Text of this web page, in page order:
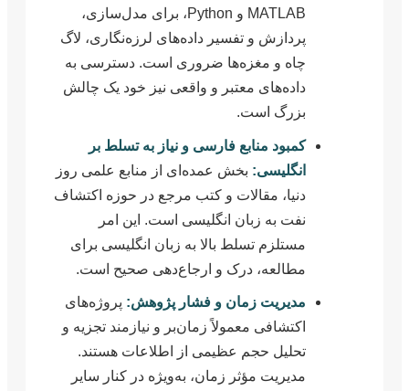
MATLAB و Python، برای مدل‌سازی،
پردازش و تفسیر داده‌های لرزه‌نگاری، لاگ
چاه و مغزه‌ها ضروری است. دسترسی به
داده‌های معتبر و واقعی نیز خود یک چالش
بزرگ است.
کمبود منابع فارسی و نیاز به تسلط بر
انگلیسی: بخش عمده‌ای از منابع علمی روز
دنیا، مقالات و کتب مرجع در حوزه اکتشاف
نفت به زبان انگلیسی است. این امر
مستلزم تسلط بالا به زبان انگلیسی برای
مطالعه، درک و ارجاع‌دهی صحیح است.
مدیریت زمان و فشار پژوهش: پروژه‌های
اکتشافی معمولاً زمان‌بر و نیازمند تجزیه و
تحلیل حجم عظیمی از اطلاعات هستند.
مدیریت مؤثر زمان، به‌ویژه در کنار سایر